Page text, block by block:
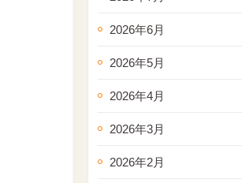
2026年6月
2026年5月
2026年4月
2026年3月
2026年2月